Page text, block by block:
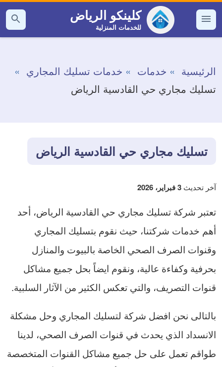
التجاوز
إلى القائمة
كلينكو الرياض
للخدمات المنزلية
بحث
عن
الرئيسية خدمات
خدمات تسليك المجاري
تسليك مجاري حي القادسية الرياض
تسليك مجاري حي القادسية الرياض
آخر تحديث 3 فبراير، 2026
تعتبر شركة تسليك مجاري حي القادسية الرياض، أحد
أهم خدمات شركتنا، حيث نقوم بتسليك المجاري
وقنوات الصرف الصحي الخاصة بالبيوت والمنازل
بحرفية وكفاءة عالية، ونقوم ايضاً بحل جميع مشاكل
قنوات التصريف، والتي تعكس الكثير من الآثار السلبية.
بالتالى نحن افضل شركة لتسليك المجاري وحل مشكلة
الانسداد الذي يحدث في قنوات الصرف الصحي، لدينا
طواقم تعمل على حل جميع مشاكل القنوات المتخصصة